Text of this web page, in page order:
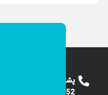
پشتیبانی
09124375652